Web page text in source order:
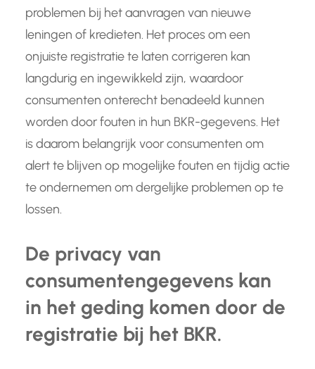
problemen bij het aanvragen van nieuwe
leningen of kredieten. Het proces om een
onjuiste registratie te laten corrigeren kan
langdurig en ingewikkeld zijn, waardoor
consumenten onterecht benadeeld kunnen
worden door fouten in hun BKR-gegevens. Het
is daarom belangrijk voor consumenten om
alert te blijven op mogelijke fouten en tijdig actie
te ondernemen om dergelijke problemen op te
lossen.
De privacy van
consumentengegevens kan
in het geding komen door de
registratie bij het BKR.